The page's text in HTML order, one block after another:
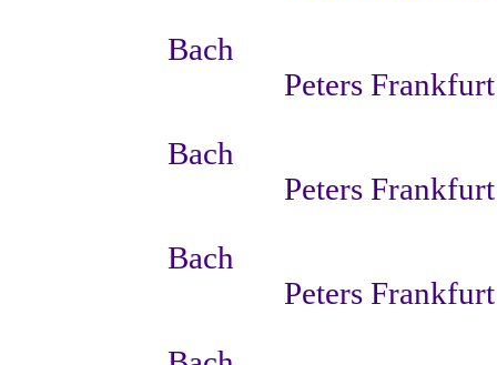
Bach
Peters Frankfurt
Bach
Peters Frankfurt
Bach
Peters Frankfurt